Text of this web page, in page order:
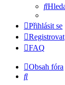
Přihlásit se
Registrovat
FAQ
Obsah fóra
Hledat